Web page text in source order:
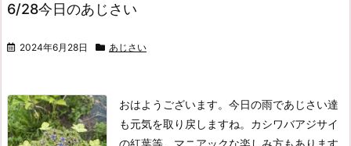
6/28今日のあじさい
2024年6月28日 あじさい
おはようございます。今日の雨であじさい達
も元気を取り戻しますね。 カシワバアジサイ